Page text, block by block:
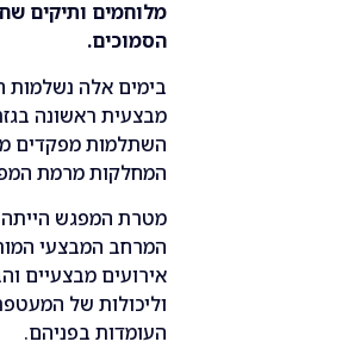
מלוחמים ותיקים
הסמוכים.
בימים אלה נשלמות
מבצעית ראשונה
המחלקות מרמת
מטרת המפגש הייתה
המרחב המבצעי
אירועים מבצעיים
וליכולות של
העומדות בפניהם.